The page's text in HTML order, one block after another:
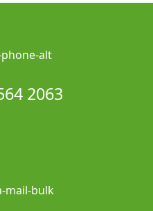
alt
2063
mail-bulk